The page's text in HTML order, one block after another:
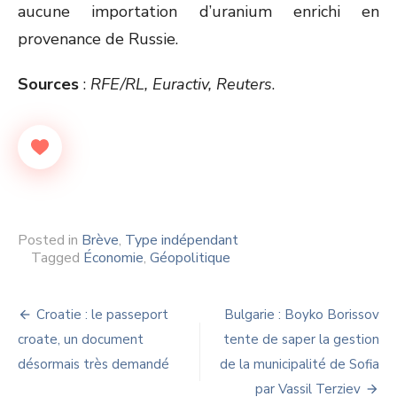
aucune importation d’uranium enrichi en
provenance de Russie.
Sources : RFE/RL, Euractiv, Reuters.
Posted in Brève, Type indépendant
Tagged Économie, Géopolitique
Navigation
de
l’article
Croatie : le passeport
croate, un document
désormais très demandé
Bulgarie : Boyko Borissov
tente de saper la gestion
de la municipalité de Sofia
par Vassil Terziev